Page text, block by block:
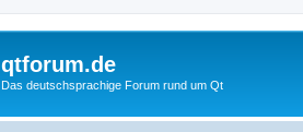
qtforum.de
Das deutschsprachige Forum rund um Qt